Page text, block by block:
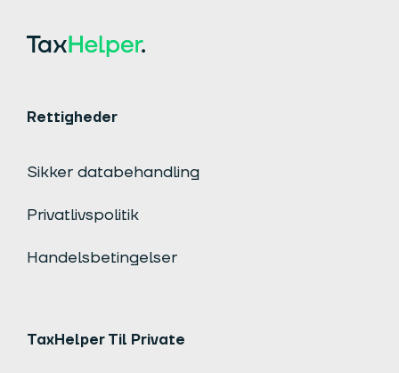
Rettigheder
Sikker databehandling
Privatlivspolitik
Handelsbetingelser
TaxHelper Til Private